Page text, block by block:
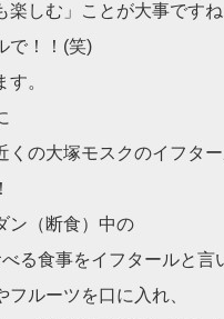
楽しむ」ことが大事ですね
で！！(笑)
。
くの大塚モスクのイフタ
ン（断食）中の
る食事をイフタールと言
フルーツを口に入れ、